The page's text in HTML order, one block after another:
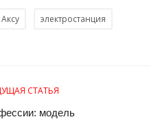
Аксу электростанция
СТАТЬЯ
модель